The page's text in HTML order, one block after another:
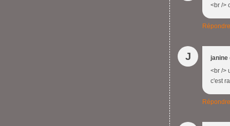
<br />
Répondre
J
janine
<br />
c'est
Répondre